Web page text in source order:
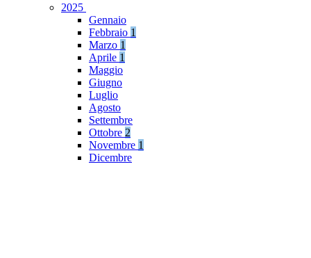
2025
Gennaio
Febbraio 1
Marzo 1
Aprile 1
Maggio
Giugno
Luglio
Agosto
Settembre
Ottobre 2
Novembre 1
Dicembre